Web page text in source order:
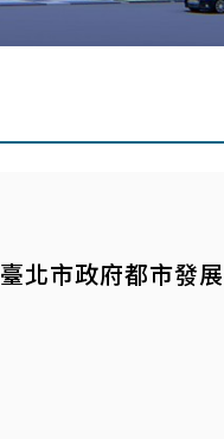
臺北市政府都市發